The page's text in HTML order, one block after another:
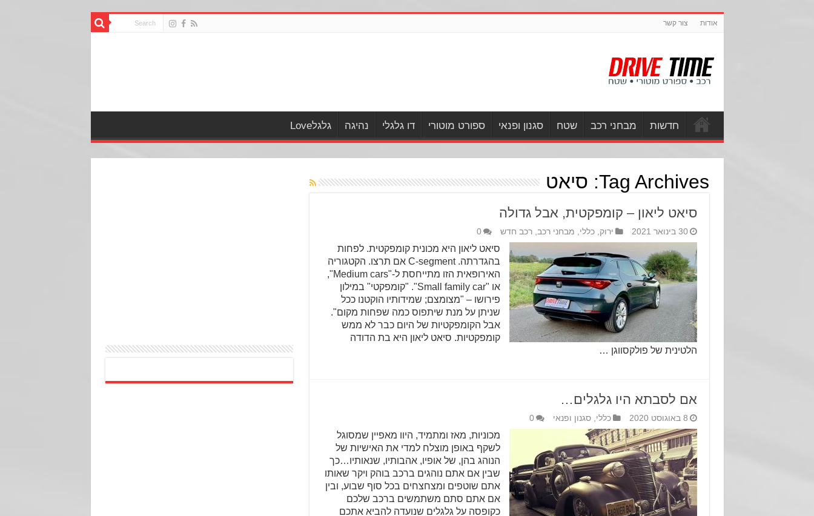
אודות צור קשר
חדשות מבחני רכב שטח סגנון ופנאי ספורט מוטורי דו גלגלי נהיגה גלגלLove
Tag Archives: סיאט
סיאט ליאון – קומפקטית, אבל גדולה
30 בינואר 2021 ירוק,כללי, מבחני רכב,רכב חדש 0
סיאט ליאון היא מכונית קומפקטית. לפחות
בהגדרתה. C-segment אם תרצו. הקטגוריה
האירופאית הזו מתייחסת ל-"Medium cars",
או "Small family car". "קומפקטי" במילון
פירושו – "מצומצם; שמידותיו הוקטנו ככל
שניתן על מנת שיתפוס כמה שפחות מקום".
אבל הקומפקטיות של היום כבר לא ממש
קומפקטיות. סיאט ליאון היא בת הדודה
הלטינית של פולקסווגן …
אם לסבתא היו גלגלים…
8 באוגוסט 2020 כללי,סגנון ופנאי 0
מכוניות, מאז ומתמיד, היוו מאפיין שמסוגל
לשקף באופן מוצלח למדי את האישיות של
הנוהג בהן, של אופיו, אהבותיו, שנאותיו…כך
שבין אם אתם נוהגים ברכב בוהק ויקר שאותו
אתם שוטפים ומצחצחים בכל סוף שבוע, ובין
אם אתם סתם משתמשים ברכב שלכם
כקופסה על גלגלים שנועדה להביא אתכם